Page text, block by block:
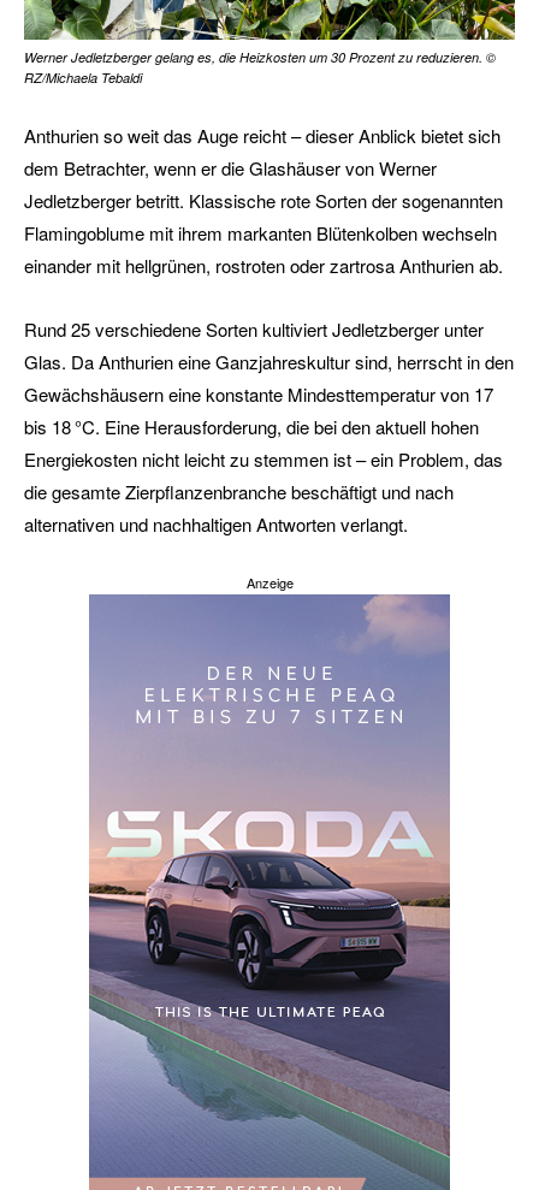
Werner Jedletzberger gelang es, die Heizkosten um 30 Prozent zu reduzieren. ©
RZ/Michaela Tebaldi
Anthurien so weit das Auge reicht – dieser Anblick bietet sich
dem Betrachter, wenn er die Glashäuser von Werner
Jedletzberger betritt. Klassische rote Sorten der sogenannten
Flamingoblume mit ihrem markanten Blütenkolben wechseln
einander mit hellgrünen, rostroten oder zartrosa Anthurien ab.
Rund 25 verschiedene Sorten kultiviert Jedletzberger unter
Glas. Da Anthurien eine Ganzjahreskultur sind, herrscht in den
Gewächshäusern eine konstante Mindesttemperatur von 17
bis 18 °C. Eine Herausforderung, die bei den aktuell hohen
Energiekosten nicht leicht zu stemmen ist – ein Problem, das
die gesamte Zierpflanzenbranche beschäftigt und nach
alternativen und nachhaltigen Antworten verlangt.
Anzeige